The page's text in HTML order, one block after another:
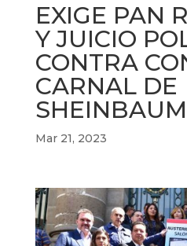
EXIGE PAN
Y JUICIO
CONTRA
CARNAL DE
SHEINBAUM
Mar 21, 2023